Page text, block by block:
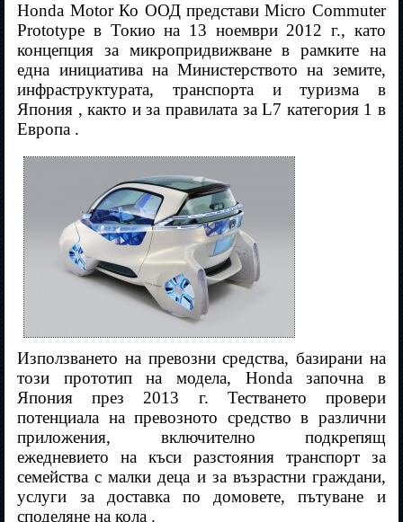
Honda Motor Ко ООД представи Micro Commuter
Prototype в Токио на 13 ноември 2012 г., като
концепция за микропридвижване в рамките на
една инициатива на Министерството на земите,
инфраструктурата, транспорта и туризма в
Япония , както и за правилата за L7 категория 1 в
Европа .
Използването на превозни средства, базирани на
този прототип на модела, Honda започна в
Япония през 2013 г. Тестването провери
потенциала на превозното средство в различни
приложения, включително подкрепящ
ежедневието на къси разстояния транспорт за
семейства с малки деца и за възрастни граждани,
услуги за доставка по домовете, пътуване и
споделяне на кола .